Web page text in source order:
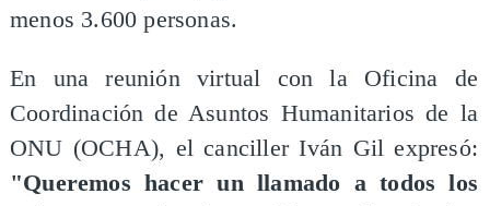
menos 3.600 personas.
En una reunión virtual con la Oficina de
Coordinación de Asuntos Humanitarios de la
ONU (OCHA), el canciller Iván Gil expresó:
"Queremos hacer un llamado a todos los